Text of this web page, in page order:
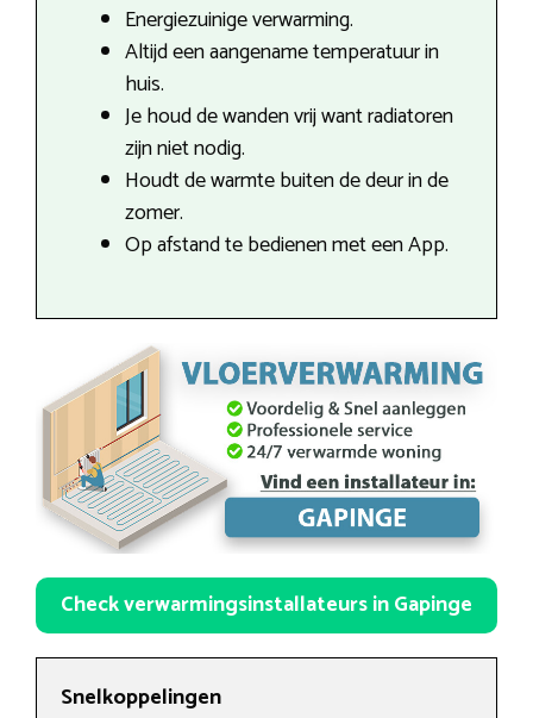
Energiezuinige verwarming.
Altijd een aangename temperatuur in
huis.
Je houd de wanden vrij want radiatoren
zijn niet nodig.
Houdt de warmte buiten de deur in de
zomer.
Op afstand te bedienen met een App.
Check verwarmingsinstallateurs in Gapinge
Snelkoppelingen